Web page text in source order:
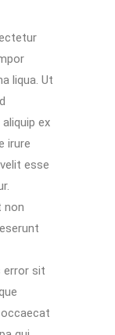
liqua. Ut
ex
irure
esse
non
error sit